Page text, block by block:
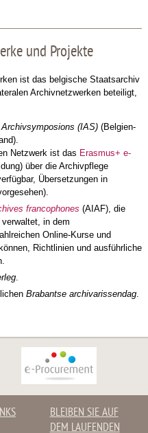
und Projekte
ist das belgische Staatsarchiv
Archivnetzwerken beteiligt,
(IAS)(Belgien-
Netzwerk ist das Erasmus+ e-
über die Archivpflege
Übersetzungen in
francophones (AIAF), die
in dem
Online-Kurse und
Richtlinien und ausführliche
.
Brabantse archivarissendag.
BLEIBEN SIE AUF
DEM LAUFENDEN